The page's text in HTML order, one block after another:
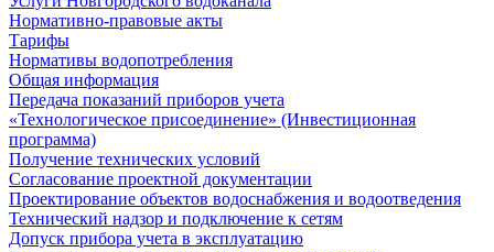
Нормативно-правовые акты
Тарифы
Нормативы водопотребления
Общая информация
Передача показаний приборов учета
«Технологическое присоединение» (Инвестиционная
программа)
Получение технических условий
Согласование проектной документации
Проектирование объектов водоснабжения и водоотведения
Технический надзор и подключение к сетям
Допуск прибора учета в эксплуатацию